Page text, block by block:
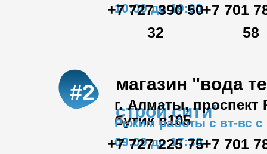
магазин "вода
строй сити"
г. Алматы, проспект
бутик в105
10:00 до 19:00
Режим работы с вт-вс с
09:00 до 17:30
+7 701
58
+7 727 390 50
32
+7 701
+7 727 225 75
#2